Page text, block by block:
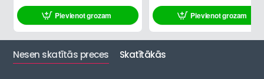
Pievienot grozam Pievienot grozam
Nesen skatītās preces Skatītākās